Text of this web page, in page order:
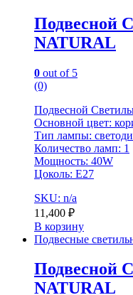
Подвесной
NATURAL
0 out of 5
(0)
Подвесной
Основной цвет:
Тип лампы:
Количество ламп: 1
Мощность: 40W
Цоколь: E27
SKU: n/a
11,400 ₽
В корзину
Подвесные
Подвесной
NATURAL